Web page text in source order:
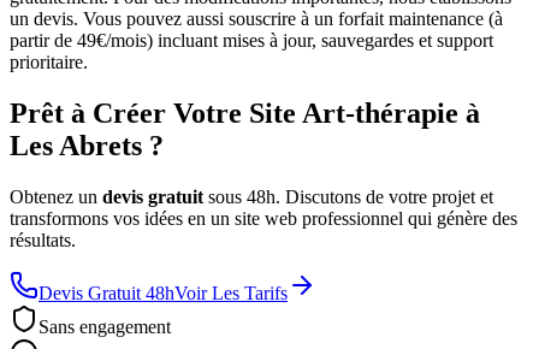
un devis. Vous pouvez aussi souscrire à un forfait maintenance (à
partir de 49€/mois) incluant mises à jour, sauvegardes et support
prioritaire.
Prêt à Créer Votre Site Art-thérapie à
Les Abrets ?
Obtenez un devis gratuit sous 48h. Discutons de votre projet et
transformons vos idées en un site web professionnel qui génère des
résultats.
Devis Gratuit 48hVoir Les Tarifs
Sans engagement